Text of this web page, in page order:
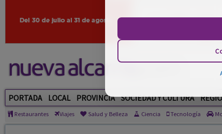
PORTADA LOCAL PROVINCIA SOCIEDAD Y CULTURA
Restaurantes Viajes Salud y Belleza Ciencia Tecnología